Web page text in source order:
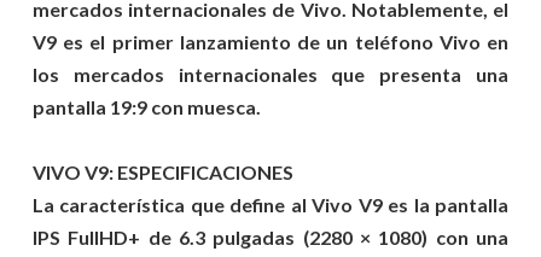
mercados internacionales de Vivo. Notablemente, el
V9 es el primer lanzamiento de un teléfono Vivo en
los mercados internacionales que presenta una
pantalla 19:9 con muesca.
VIVO V9: ESPECIFICACIONES
La característica que define al Vivo V9 es la pantalla
IPS FullHD+ de 6.3 pulgadas (2280 × 1080) con una